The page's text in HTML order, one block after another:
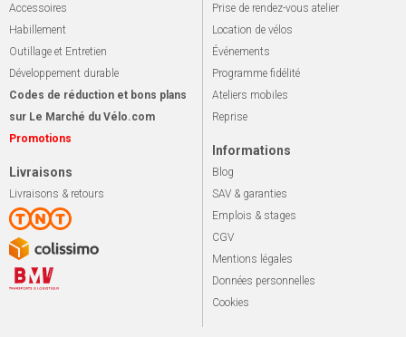
Accessoires
Habillement
Outillage et Entretien
Développement durable
Codes de réduction et bons plans
sur Le Marché du Vélo.com
Promotions
Livraisons
Livraisons & retours
Prise de rendez-vous atelier
Location de vélos
Événements
Programme fidélité
Ateliers mobiles
Reprise
Informations
Blog
SAV & garanties
Emplois & stages
CGV
Mentions légales
Données personnelles
Cookies